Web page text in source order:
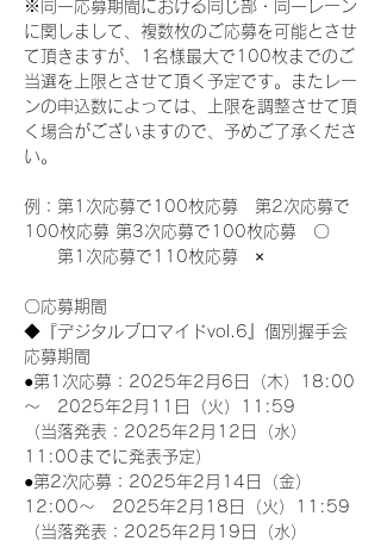
※同一応募期間における同じ部・同一レーン
に関しまして、複数枚のご応募を可能とさせ
て頂きますが、1名様最大で100枚までのご
当選を上限とさせて頂く予定です。またレー
ンの申込数によっては、上限を調整させて頂
く場合がございますので、予めご了承くださ
い。
例：第1次応募で100枚応募　第2次応募で
100枚応募 第3次応募で100枚応募　〇
第1次応募で110枚応募　×
〇応募期間
◆『デジタルブロマイドvol.6』個別握手会
応募期間
●第1次応募：2025年2月6日（木）18:00
～　2025年2月11日（火）11:59
（当落発表：2025年2月12日（水）
11:00までに発表予定）
●第2次応募：2025年2月14日（金）
12:00～　2025年2月18日（火）11:59
（当落発表：2025年2月19日（水）